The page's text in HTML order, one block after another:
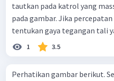
tautkan pada katrol yang
pada gambar. Jika percepatan
tentukan gaya tegangan tali
1 3.5
Perhatikan gambar berikut. Sebuah truk dengan berat w